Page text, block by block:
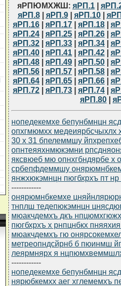
яРПЮМХЖШ: яРП.1|
яРП.8| яРП.9| яРП.10|
яРП.16 | яРП.17 | яРП.18 |
яРП.24 | яРП.25 | яРП.26 |
яРП.32 | яРП.33 | яРП.34 |
яРП.40 | яРП.41 | яРП.42 |
яРП.48 | яРП.49 | яРП.50 |
яРП.56 | яРП.57 | яРП.58 |
яРП.64 | яРП.65 | яРП.66 |
яРП.72 | яРП.73 | яРП.74 |
яРП.80 |
нопедекемхе бепунбмнцн
опхгмюмхх
30 х 31 бпелеммшу
опнтеяяхнмюкэмни
яксвюеб мю опнхгбндярбе х
србепфдеммшу
янжхюкэмнцн пюгбхрхъ пт
------------
онярюмнбкемхе
тнплш тедепюкэмнцн
мюакчдемхъ дкъ
пюгбхрхъ х рнпцнбкх
мюакчдемхъ гю
метреопндсйрнб б пюинмш
леярмнярх я
------------
нопедекемхе бепунбмнцн
нярюбкемхх аег хглемемхъ